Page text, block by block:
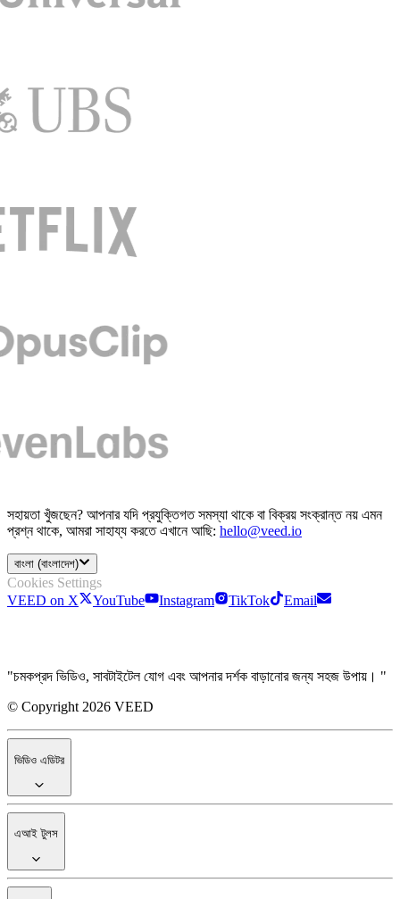
সহায়তা খুঁজছেন? আপনার যদি প্রযুক্তিগত সমস্যা থাকে বা বিক্রয় সংক্রান্ত নয় এমন
প্রশ্ন থাকে, আমরা সাহায্য করতে এখানে আছি: hello@veed.io
বাংলা (বাংলাদেশ)
Cookies Settings
VEED on X
YouTube Instagram TikTok Email
"চমকপ্রদ ভিডিও, সাবটাইটেল যোগ এবং আপনার দর্শক বাড়ানোর জন্য সহজ উপায়। "
© Copyright 2026 VEED
ভিডিও এডিটর
এআই টুলস